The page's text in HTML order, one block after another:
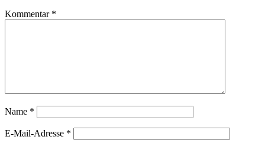
Kommentar *
Name *
E-Mail-Adresse *